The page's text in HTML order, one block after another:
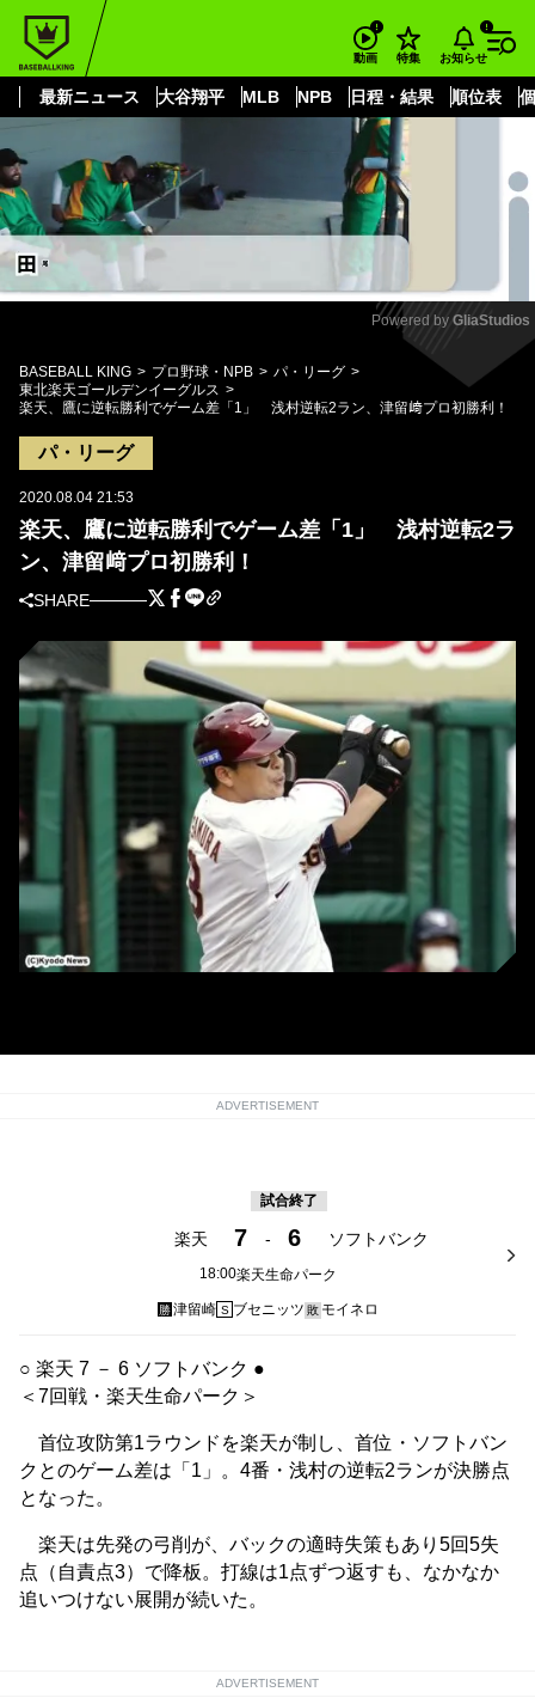
動画 特集 お知らせ
最新ニュース 大谷翔平 MLB NPB 日程・結果 順位表
もっと見る
Mute
Powered by GliaStudios
BASEBALL KING プロ野球・NPB
パ・リーグ
東北楽天ゴールデンイーグルス
楽天、鷹に逆転勝利でゲーム差「1」 浅村逆転2ラン、津留﨑プロ初勝利！
パ・リーグ
2020.08.04 21:53
楽天、鷹に逆転勝利でゲーム差「1」 浅村逆転2ラ
ン、津留﨑プロ初勝利！
SHARE
ADVERTISEMENT
試合終了
楽天 7 - 6 ソフトバンク
18:00楽天生命パーク
勝津留崎 S ブセニッツ 敗 モイネロ
○ 楽天 7 － 6 ソフトバンク ●
＜7回戦・楽天生命パーク＞
首位攻防第1ラウンドを楽天が制し、首位・ソフトバン
クとのゲーム差は「1」。4番・浅村の逆転2ランが決勝点
となった。
楽天は先発の弓削が、バックの適時失策もあり5回5失
点（自責点3）で降板。打線は1点ずつ返すも、なかなか
追いつけない展開が続いた。
ADVERTISEMENT